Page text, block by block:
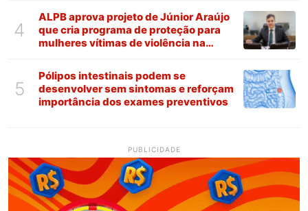
4
ALPB aprova projeto de Júnior Araújo
que cria programa de proteção para
mulheres vítimas de violência na
5
Pólipos intestinais podem se
desenvolver sem sintomas e reforçam
importância dos exames preventivos
PUBLICIDADE